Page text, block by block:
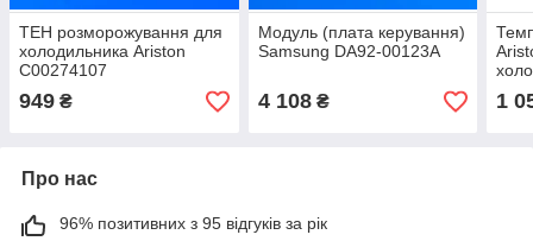
ТЕН розморожування для
холодильника Ariston
C00274107
949 ₴
Модуль (плата керування)
Samsung DA92-00123A
4 108₴ 1
Про нас
96% позитивних з 95 відгуків за рік